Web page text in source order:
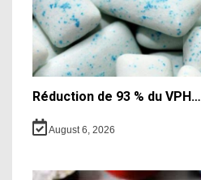
Réduction de 93 % du VPH…
August 6, 2026